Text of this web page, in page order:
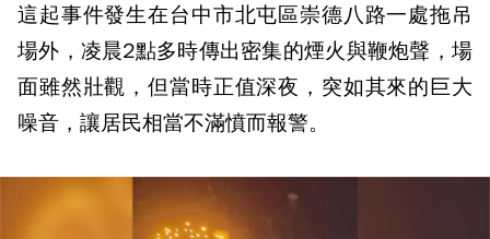
這起事件發生在台中市北屯區崇德八路一處拖吊
場外，凌晨2點多時傳出密集的煙火與鞭炮聲，場
面雖然壯觀，但當時正值深夜，突如其來的巨大
噪音，讓居民相當不滿憤而報警。